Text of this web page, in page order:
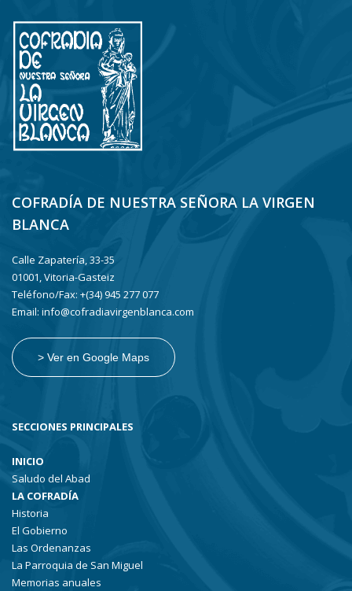
COFRADÍA DE NUESTRA SEÑORA LA VIRGEN
BLANCA
Calle Zapatería, 33-35
01001, Vitoria-Gasteiz
Teléfono/Fax: +(34) 945 277 077
Email: info@cofradiavirgenblanca.com
> Ver en Google Maps
SECCIONES PRINCIPALES
INICIO
Saludo del Abad
LA COFRADÍA
Historia
El Gobierno
Las Ordenanzas
La Parroquia de San Miguel
Memorias anuales